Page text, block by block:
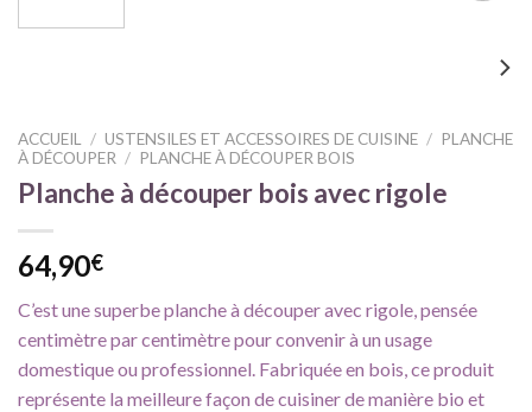
Ajouter
d'envie
ACCUEIL / USTENSILES ET ACCESSOIRES DE CUISINE / PLANCHE
À DÉCOUPER / PLANCHE À DÉCOUPER BOIS
Planche à découper bois avec rigole
64,90€
C’est une superbe planche à découper avec rigole, pensée
centimètre par centimètre pour convenir à un usage
domestique ou professionnel. Fabriquée en bois, ce produit
représente la meilleure façon de cuisiner de manière bio et